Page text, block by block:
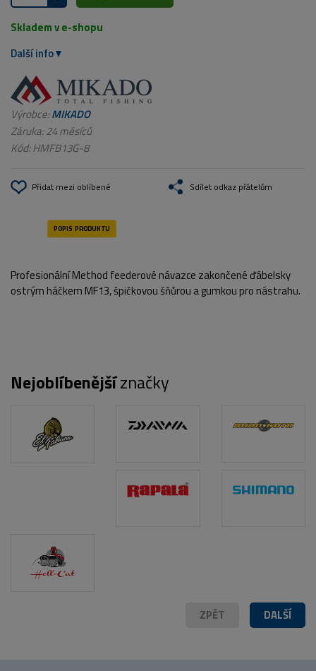
Skladem v e-shopu
Další info
Výrobce:MIKADO
Záruka: 24 měsíců
Kód:HMFB13G-8
Přidat mezi oblíbené Sdílet odkaz přátelům
Profesionální Method feederové návazce zakončené ďábelsky
ostrým háčkem MF13, špičkovou šňůrou a gumkou pro nástrahu.
Nejoblíbenějšíznačky
DALŠÍ
ZPĚT